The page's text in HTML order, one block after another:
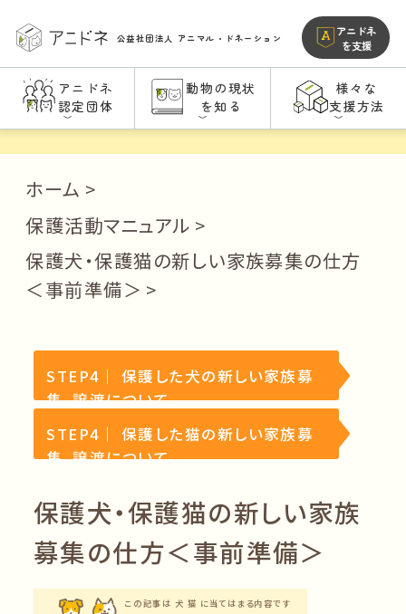
公益社団法人 アニマル・ドネーション
アニドネ
を支援
アニドネ
認定団体
動物の現状
を知る
様々な
支援方法
ホーム
保護活動マニュアル
保護犬・保護猫の新しい家族募集の仕方
＜事前準備＞
STEP4｜ 保護した犬の新しい家族募
集、譲渡について
STEP4｜ 保護した猫の新しい家族募
集、譲渡について
保護犬・保護猫の新しい家族
募集の仕方＜事前準備＞
この記事は 犬 猫 に当てはまる内容です